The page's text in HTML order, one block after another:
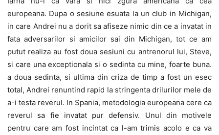
europeana. Dupa o sesiune esuata la un club in Michigan,
in care Andrei nu a dorit sa afiseze nimic din ce a invatat in
fata adversarilor si amicilor sai din Michigan, tot ce am
putut realiza au fost doua sesiuni cu antrenorul lui, Steve,
si care una exceptionala si o sedinta cu mine, foarte buna.
a doua sedinta, si ultima din criza de timp a fost un esec
total, Andrei renuntind rapid la stringenta drilurilor mele de
a-i testa reverul. In Spania, metodologia europeana cere ca
reverul sa fie invatat pur defensiv. Unul din motivele
pentru care am fost incintat ca l-am trimis acolo e ca va